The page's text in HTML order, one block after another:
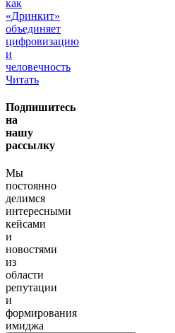
как
«Дринкит»
объединяет
цифровизацию
и
человечность
Читать
Подпишитесь
на
нашу
рассылку
Мы
постоянно
делимся
интересными
кейсами
и
новостями
из
области
репутации
и
формирования
имиджа